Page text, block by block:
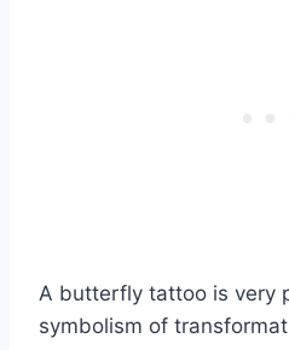
A butterfly tattoo is very
symbolism of